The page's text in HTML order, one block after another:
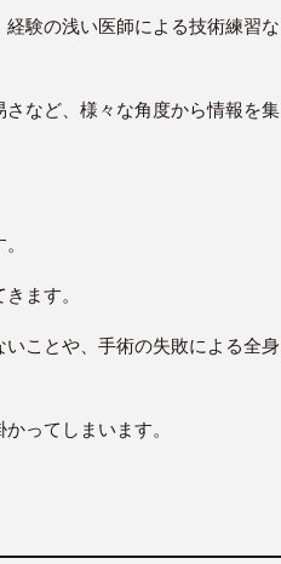
験の浅い医師による技術練習な
など、様々な角度から情報を集
ます。
ことや、手術の失敗による全身
ってしまいます。